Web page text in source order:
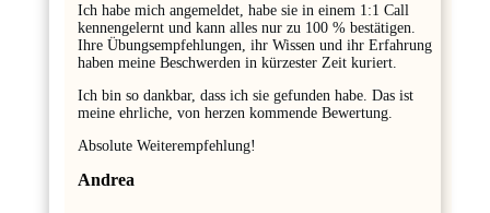
Ich habe mich angemeldet, habe sie in einem 1:1 Call
kennengelernt und kann alles nur zu 100 % bestätigen.
Ihre Übungsempfehlungen, ihr Wissen und ihr Erfahrung
haben meine Beschwerden in kürzester Zeit kuriert.
Ich bin so dankbar, dass ich sie gefunden habe. Das ist
meine ehrliche, von herzen kommende Bewertung.
Absolute Weiterempfehlung!
Andrea